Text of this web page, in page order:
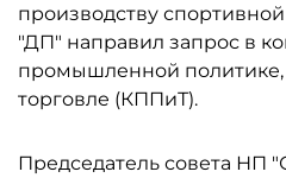
производству
"ДП" направил запрос в
промышленной
торговле (КППиТ).
Председатель совета НП